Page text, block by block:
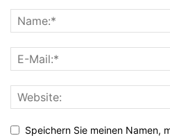
Speichern Sie meinen Namen,